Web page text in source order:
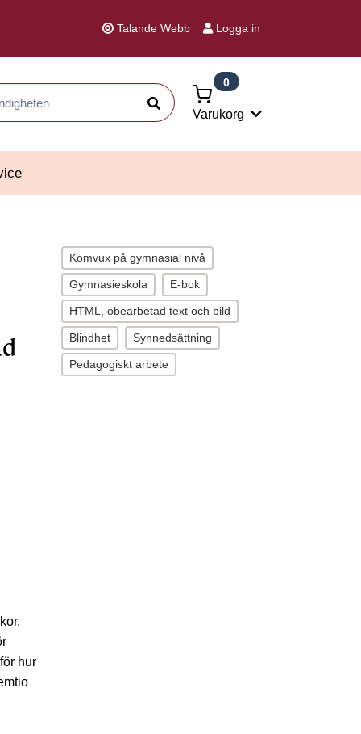
Talande Webb Logga in
Sök
Varukorg
0
hur
Komvux på gymnasial nivå
Gymnasieskola E-bok
HTML, obearbetad text och bild
Blindhet Synnedsättning
Pedagogiskt arbete